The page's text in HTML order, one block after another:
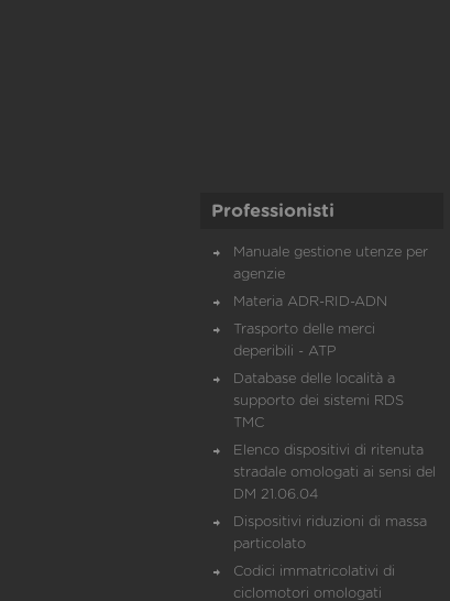
Professionisti
Manuale gestione utenze per
agenzie
Materia ADR-RID-ADN
Trasporto delle merci
deperibili - ATP
Database delle località a
supporto dei sistemi RDS
TMC
Elenco dispositivi di ritenuta
stradale omologati ai sensi del
DM 21.06.04
Dispositivi riduzioni di massa
particolato
Codici immatricolativi di
ciclomotori omologati